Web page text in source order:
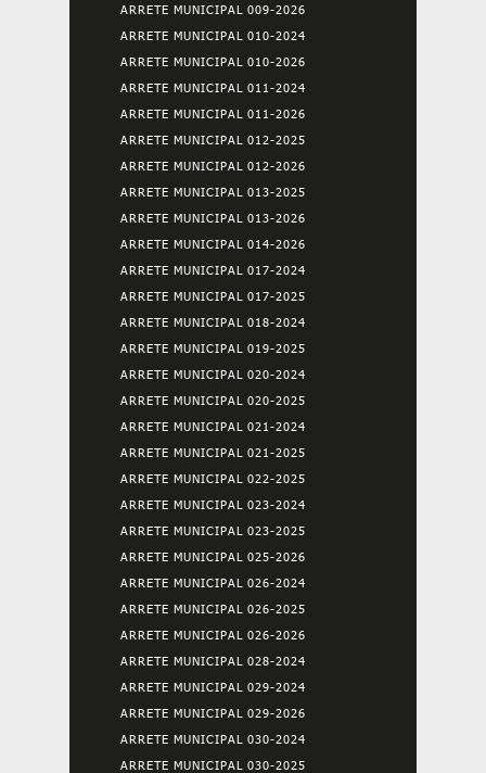
ARRETE MUNICIPAL 009-2026
ARRETE MUNICIPAL 010-2024
ARRETE MUNICIPAL 010-2026
ARRETE MUNICIPAL 011-2024
ARRETE MUNICIPAL 011-2026
ARRETE MUNICIPAL 012-2025
ARRETE MUNICIPAL 012-2026
ARRETE MUNICIPAL 013-2025
ARRETE MUNICIPAL 013-2026
ARRETE MUNICIPAL 014-2026
ARRETE MUNICIPAL 017-2024
ARRETE MUNICIPAL 017-2025
ARRETE MUNICIPAL 018-2024
ARRETE MUNICIPAL 019-2025
ARRETE MUNICIPAL 020-2024
ARRETE MUNICIPAL 020-2025
ARRETE MUNICIPAL 021-2024
ARRETE MUNICIPAL 021-2025
ARRETE MUNICIPAL 022-2025
ARRETE MUNICIPAL 023-2024
ARRETE MUNICIPAL 023-2025
ARRETE MUNICIPAL 025-2026
ARRETE MUNICIPAL 026-2024
ARRETE MUNICIPAL 026-2025
ARRETE MUNICIPAL 026-2026
ARRETE MUNICIPAL 028-2024
ARRETE MUNICIPAL 029-2024
ARRETE MUNICIPAL 029-2026
ARRETE MUNICIPAL 030-2024
ARRETE MUNICIPAL 030-2025